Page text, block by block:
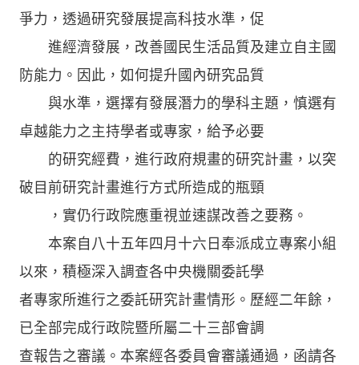
爭力，透過研究發展提高科技水準，促
進經濟發展，改善國民生活品質及建立自主國
防能力。因此，如何提升國內研究品質
與水準，選擇有發展潛力的學科主題，慎選有
卓越能力之主持學者或專家，給予必要
的研究經費，進行政府規畫的研究計畫，以突
破目前研究計畫進行方式所造成的瓶頸
，實仍行政院應重視並速謀改善之要務。
本案自八十五年四月十六日奉派成立專案小組
以來，積極深入調查各中央機關委託學
者專家所進行之委託研究計畫情形。歷經二年餘，
已全部完成行政院暨所屬二十三部會調
查報告之審議。本案經各委員會審議通過，函請各